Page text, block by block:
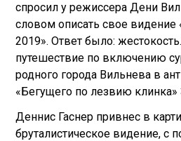
спросил у режиссера Дени
словом описать свое
2019». Ответ было:
путешествие по включению
родного города Вильнева в
«Бегущего по лезвию клинка»
Деннис Гаснер привнес в
бруталистическое видение, с